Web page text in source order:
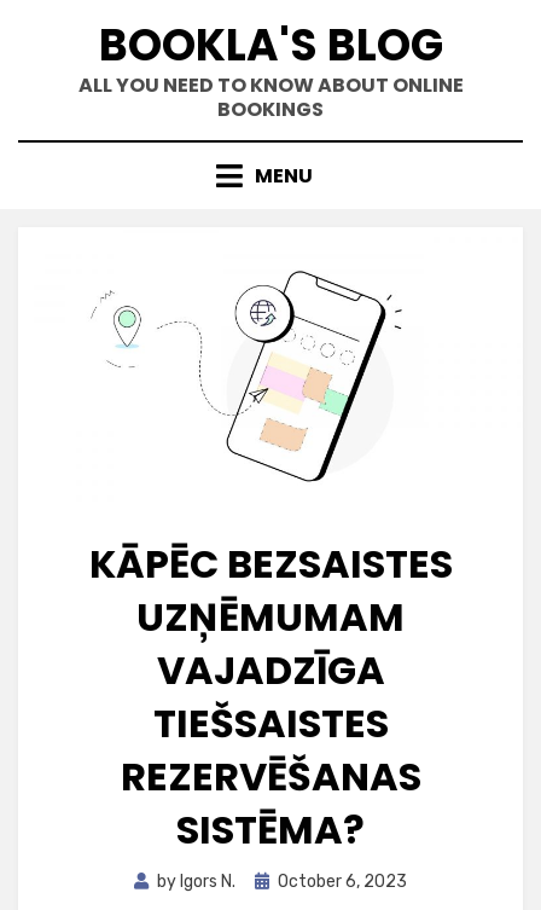
BOOKLA'S BLOG
ALL YOU NEED TO KNOW ABOUT ONLINE
BOOKINGS
MENU
KĀPĒC BEZSAISTES
UZŅĒMUMAM
VAJADZĪGA
TIEŠSAISTES
REZERVĒŠANAS
SISTĒMA?
by Igors N.
Posted
October 6, 2023